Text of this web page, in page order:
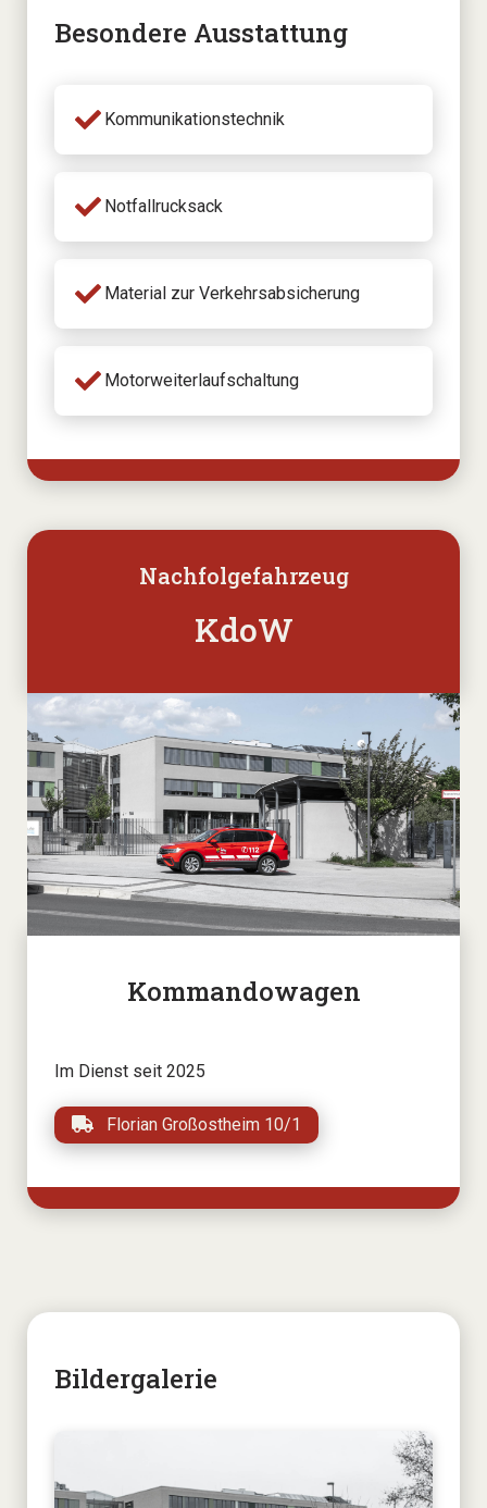
Besondere Ausstattung
Kommunikationstechnik
Notfallrucksack
Material zur Verkehrsabsicherung
Motorweiterlaufschaltung
Nachfolgefahrzeug
KdoW
Kommandowagen
Im Dienst seit 2025
Florian Großostheim 10/1
Bildergalerie